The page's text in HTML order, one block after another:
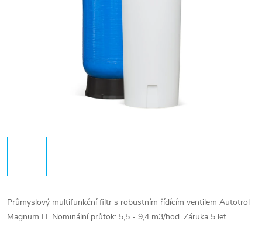
Průmyslový multifunkční filtr s robustním řídícím ventilem Autotrol
Magnum IT. Nominální průtok: 5,5 - 9,4 m3/hod. Záruka 5 let.